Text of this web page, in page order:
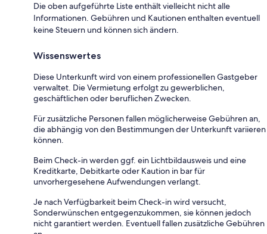
Die oben aufgeführte Liste enthält vielleicht nicht alle
Informationen. Gebühren und Kautionen enthalten eventuell
keine Steuern und können sich ändern.
Wissenswertes
Diese Unterkunft wird von einem professionellen Gastgeber
verwaltet. Die Vermietung erfolgt zu gewerblichen,
geschäftlichen oder beruflichen Zwecken.
Für zusätzliche Personen fallen möglicherweise Gebühren an,
die abhängig von den Bestimmungen der Unterkunft variieren
können.
Beim Check-in werden ggf. ein Lichtbildausweis und eine
Kreditkarte, Debitkarte oder Kaution in bar für
unvorhergesehene Aufwendungen verlangt.
Je nach Verfügbarkeit beim Check-in wird versucht,
Sonderwünschen entgegenzukommen, sie können jedoch
nicht garantiert werden. Eventuell fallen zusätzliche Gebühren